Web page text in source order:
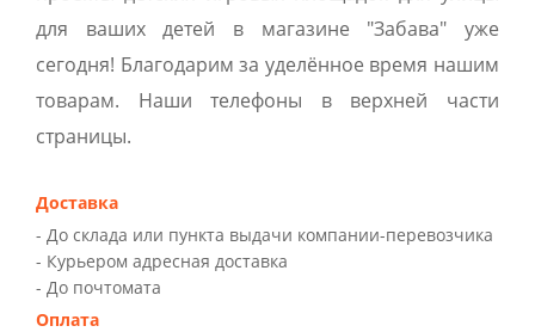
для ваших детей в магазине "Забава" уже
сегодня! Благодарим за уделённое время нашим
товарам. Наши телефоны в верхней части
страницы.
Доставка
- До склада или пункта выдачи компании-перевозчика
- Курьером адресная доставка
- До почтомата
Оплата